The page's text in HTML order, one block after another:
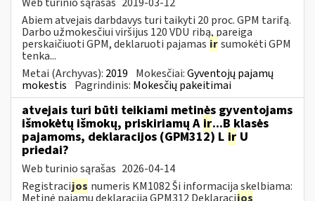
Abiem atvejais darbdavys turi taikyti 20 proc. GPM tarifą.
Darbo užmokesčiui viršijus 120 VDU ribą, pareiga
perskaičiuoti GPM, deklaruoti pajamas irsumokėti GPM
tenka...
Metai (Archyvas): 2019 Mokesčiai:Gyventojų pajamų
mokestis Pagrindinis: Mokesčių pakeitimai
atvejais turi būti teikiami metinės gyventojams
išmokėtų išmokų, priskiriamų A ir...B klasės
pajamoms, deklaracijos (GPM312) L ir U
priedai?
Web turinio sąrašas 2026-04-14
Registracijos numeris KM1082 Ši informacija skelbiama:
Metinė pajamų deklaracija GPM312 Deklaracijos